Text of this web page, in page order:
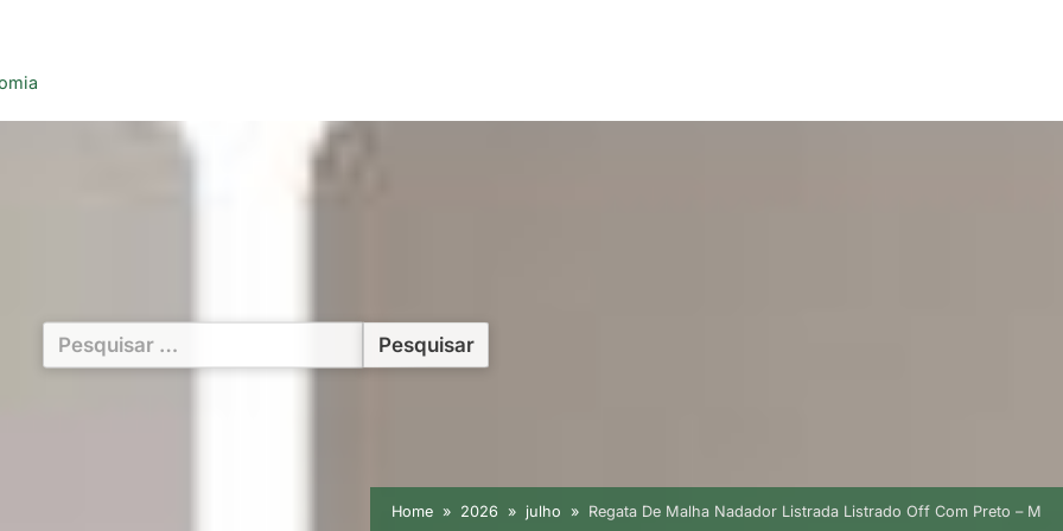
Pesquisar
por:
Home 2026 julho Regata De Malha Nadador Listrada Listrado Off Com Preto – M